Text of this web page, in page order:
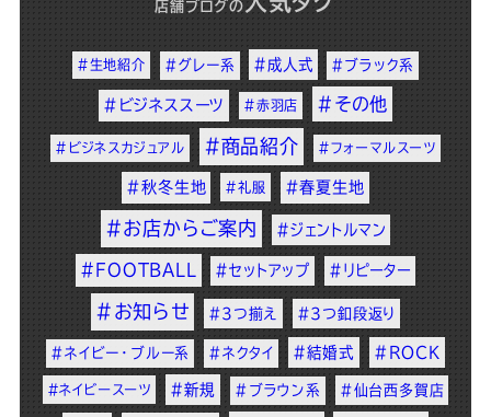
店舗ブログの
#生地紹介 #グレー系 #成人式 #ブラック系
#ビジネススーツ #赤羽店 #その他
#ビジネスカジュアル #商品紹介 #フォーマルスーツ
#秋冬生地 #礼服 #春夏生地
#お店からご案内 #ジェントルマン
#FOOTBALL #セットアップ #リピーター
#お知らせ #3つ揃え #3つ釦段返り
#ネイビー・ブルー系 #ネクタイ #結婚式 #ROCK
#ネイビースーツ #新規 #ブラウン系 #仙台西多賀店